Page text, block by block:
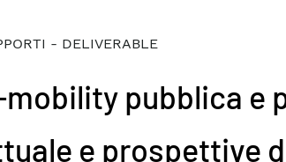
- DELIVERABLE
mobility pubblica e
e prospettive